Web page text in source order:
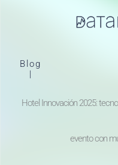
Blog
|
Hotel Innovación 2025:
evento con